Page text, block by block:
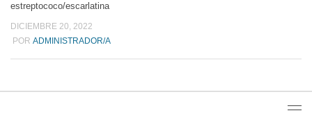
estreptococo/escarlatina
DICIEMBRE 20, 2022
POR ADMINISTRADOR/A